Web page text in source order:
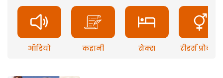
ऑडियो कहानी सेक्स रीडर्स प्रौब्लम